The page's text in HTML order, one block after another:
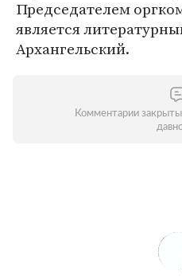
Председателем
является
Архангельский.
Комментарии